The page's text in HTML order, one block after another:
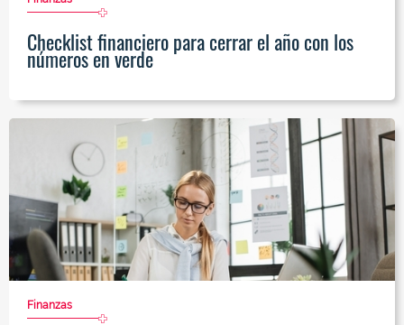
Checklist financiero para cerrar el año con los
números en verde
Finanzas